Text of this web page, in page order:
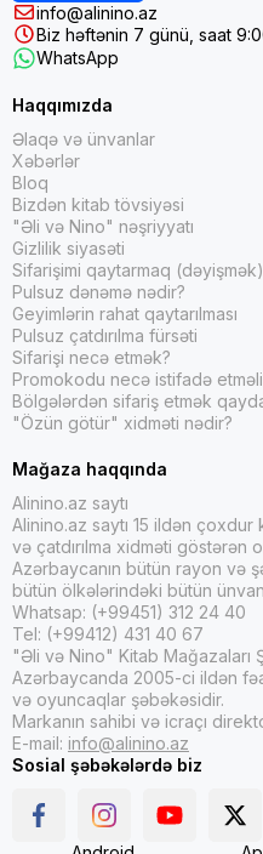
info@alinino.az
Biz həftənin 7 günü, saat
WhatsApp
Haqqımızda
Əlaqə və ünvanlar
Xəbərlər
Bloq
Bizdən kitab tövsiyəsi
"Əli və Nino" nəşriyyatı
Gizlilik siyasəti
Sifarişimi qaytarmaq
Pulsuz dənəmə nədir?
Geyimlərin rahat qaytarılması
Pulsuz çatdırılma fürsəti
Sifarişi necə etmək?
Promokodu necə istifadə
Bölgələrdən sifariş etmək
"Özün götür" xidməti nədir?
Mağaza haqqında
Alinino.az saytı
Alinino.az saytı 15 ildən
və çatdırılma xidməti göstərən
Azərbaycanın bütün rayon və
bütün ölkələrindəki bütün
Whatsap: (+99451) 312 24 40
Tel: (+99412) 431 40 67
"Əli və Nino" Kitab Mağazaları
Azərbaycanda 2005-ci ildən
və oyuncaqlar şəbəkəsidir.
Markanın sahibi və icraçı
E-mail: info@alinino.az
Sosial şəbəkələrdə biz